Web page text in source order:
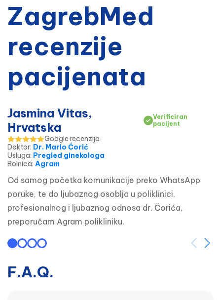
ZagrebMed
recenzije
pacijenata
Jasmina Vitas,
Hrvatska
Verificiran
pacijent
Google recenzija
Doktor: Dr. Mario Ćorić
Usluga: Pregled ginekologa
Bolnica: Agram
Od samog početka komunikacije preko WhatsApp
poruke, te do ljubaznog osoblja u poliklinici,
profesionalnog i ljubaznog odnosa dr. Čorića,
preporučam Agram polikliniku.
F.A.Q.